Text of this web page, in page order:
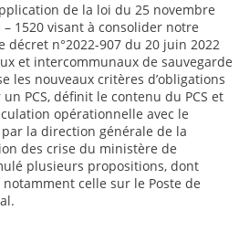
de la loi du 25 novembre
– 1520 visant à consolider notre
décret n°2022-907 du 20 juin 2022
et intercommunaux de sauvegarde
les nouveaux critères d’obligations
PCS, définit le contenu du PCS et
opérationnelle avec le
la direction générale de la
des crise du ministère de
plusieurs propositions, dont
celle sur le Poste de